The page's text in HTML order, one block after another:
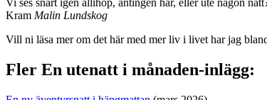
Vi ses snart igen allihop, antingen här, eller ute någon
Kram Malin Lundskog
Vill ni läsa mer om det här med mer liv i livet har jag
Fler En utenatt i månaden-inlägg: